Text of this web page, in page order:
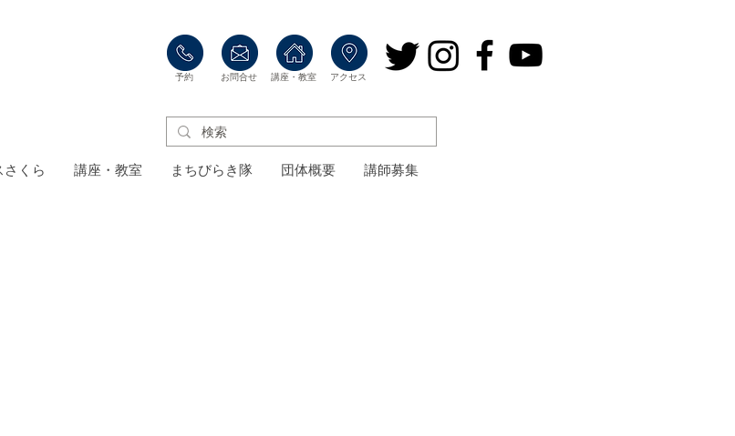
​予約 ​お問合せ ​講座・教室 ​アクセス
さくら 講座・教室 まちびらき隊 団体概要 講師募集